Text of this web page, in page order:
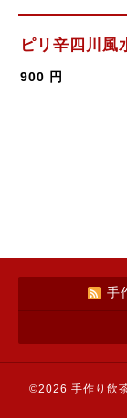
ピリ辛四川風
900 円
手
©2026 手作り飲